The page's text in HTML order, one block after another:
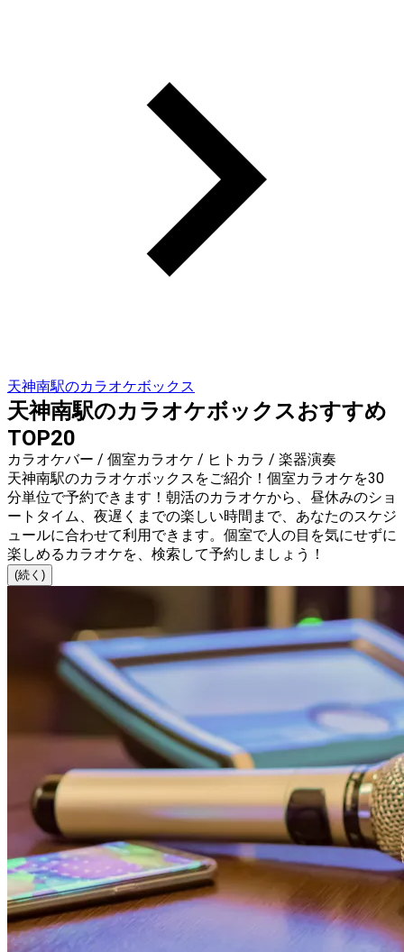
天神南駅のカラオケボックス
天神南駅のカラオケボックスおすすめ
TOP20
カラオケバー / 個室カラオケ / ヒトカラ / 楽器演奏
天神南駅のカラオケボックスをご紹介！個室カラオケを30
分単位で予約できます！朝活のカラオケから、昼休みのショ
ートタイム、夜遅くまでの楽しい時間まで、あなたのスケジ
ュールに合わせて利用できます。個室で人の目を気にせずに
楽しめるカラオケを、検索して予約しましょう！
(続く)